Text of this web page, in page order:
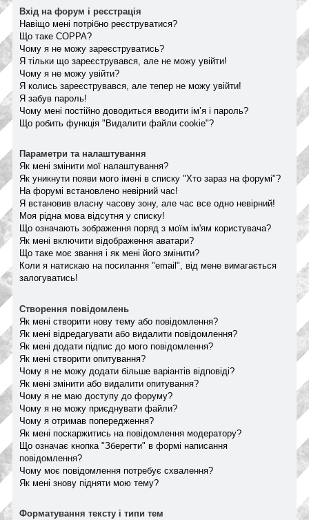
Вхід на форум і реєстрація
Навіщо мені потрібно реєструватися?
Що таке COPPA?
Чому я не можу зареєструватись?
Я тільки що зареєструвався, але не можу увійти!
Чому я не можу увійти?
Я колись зареєструвався, але тепер не можу увійти!
Я забув пароль!
Чому мені постійно доводиться вводити ім’я і пароль?
Що робить функція "Видалити файли cookie"?
Параметри та налаштування
Як мені змінити мої налаштування?
Як уникнути появи мого імені в списку "Хто зараз на форумі"?
На форумі встановлено невірний час!
Я встановив власну часову зону, але час все одно невірний!
Моя рідна мова відсутня у списку!
Що означають зображення поряд з моїм ім'ям користувача?
Як мені включити відображення аватари?
Що таке моє звання і як мені його змінити?
Коли я натискаю на посилання "email", від мене вимагається
залогуватись!
Створення повідомлень
Як мені створити нову тему або повідомлення?
Як мені відредагувати або видалити повідомлення?
Як мені додати підпис до мого повідомлення?
Як мені створити опитування?
Чому я не можу додати більше варіантів відповіді?
Як мені змінити або видалити опитування?
Чому я не маю доступу до форуму?
Чому я не можу приєднувати файли?
Чому я отримав попередження?
Як мені поскаржитись на повідомлення модератору?
Що означає кнопка "Зберегти" в формі написання
повідомлення?
Чому моє повідомлення потребує схвалення?
Як мені знову підняти мою тему?
Форматування тексту і типи тем